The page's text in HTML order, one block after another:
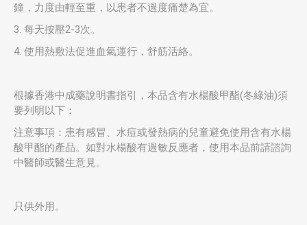
鐘，力度由輕至重，以患者不過度痛楚為宜。
3. 每天按壓2-3次。
4. 使用熱敷法促進血氣運行，舒筋活絡。
根據香港中成藥說明書指引，本品含有水楊酸甲酯(冬綠油)須
要列明以下：
注意事項：患有感冒、水痘或發熱病的兒童避免使用含有水楊
酸甲酯的產品。如對水楊酸有過敏反應者，使用本品前請諮詢
中醫師或醫生意見。
只供外用。